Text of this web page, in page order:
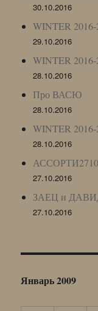
30.10.2016
WINTER 2016-
29.10.2016
WINTER 2016-
28.10.2016
Про ВАСЮ
28.10.2016
WINTER 2016-
28.10.2016
27.10.2016
ЗАЕЦ и ДАВИД
27.10.2016
Январь 2009